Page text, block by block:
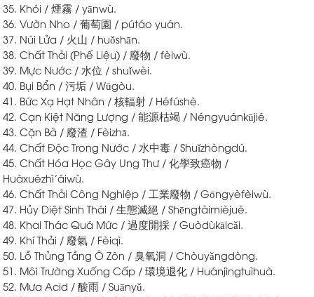
35. Khói / 煙霧 / yānwù.
36. Vườn Nho / 葡萄園 / pútáo yuán.
37. Núi Lửa / 火山 / huǒshān.
38. Chất Thải (Phế Liệu) / 廢物 / fèiwù.
39. Mực Nước / 水位 / shuǐwèi.
40. Bụi Bẩn / 污垢 / Wūgòu.
41. Bức Xạ Hạt Nhân / 核輻射 / Héfúshè.
42. Cạn Kiệt Năng Lượng / 能源枯竭 / Néngyuánkūjié.
43. Cặn Bã / 廢渣 / Fèizhā.
44. Chất Độc Trong Nước / 水中毒 / Shuǐzhòngdú.
45. Chất Hóa Học Gây Ung Thư / 化學致癌物 /
Huàxuézhì’áiwù.
46. Chất Thải Công Nghiệp / 工業廢物 / Gōngyèfèiwù.
47. Hủy Diệt Sinh Thái / 生態滅絕 / Shēngtàimièjué.
48. Khai Thác Quá Mức / 過度開採 / Guòdùkāicǎi.
49. Khí Thải / 廢氣 / Fèiqì.
50. Lỗ Thủng Tầng Ô Zôn / 臭氧洞 / Chòuyǎngdòng.
51. Môi Trường Xuống Cấp / 環境退化 / Huánjìngtuìhuà.
52. Mưa Acid / 酸雨 / Suānyǔ.